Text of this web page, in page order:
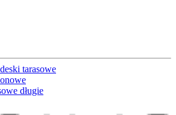
tarasowe
długie